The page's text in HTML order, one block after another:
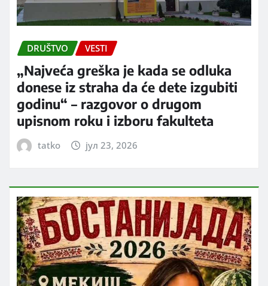
DRUŠTVO VESTI
„Najveća greška je kada se odluka
donese iz straha da će dete izgubiti
godinu“ – razgovor o drugom
upisnom roku i izboru fakulteta
tatko јул 23, 2026